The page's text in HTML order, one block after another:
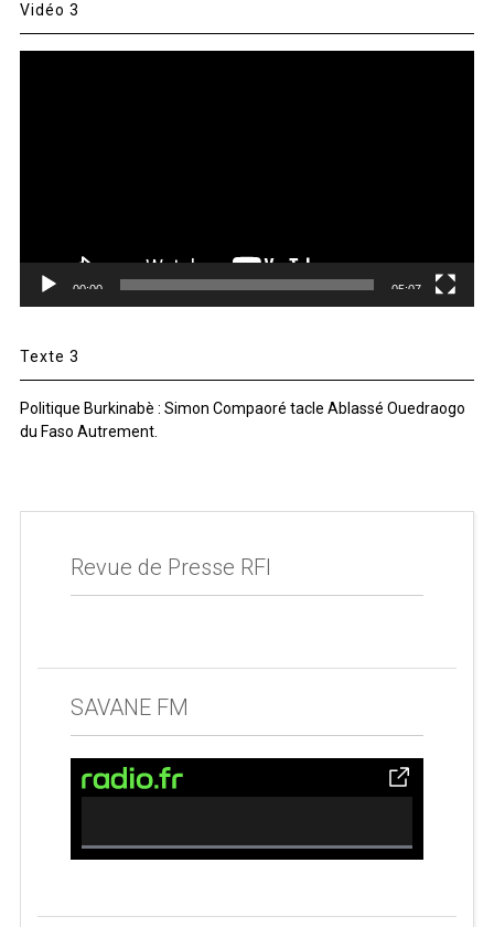
Vidéo 3
00:00 05:07
Texte 3
Politique Burkinabè : Simon Compaoré tacle Ablassé Ouedraogo
du Faso Autrement.
Revue de Presse RFI
SAVANE FM
0% Complete